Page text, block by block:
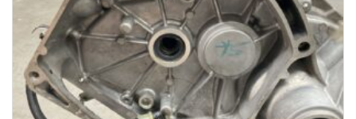
1-3 Werktage